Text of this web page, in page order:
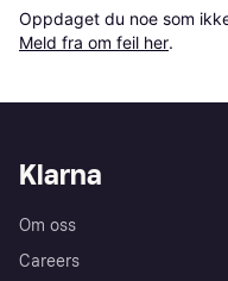
Oppdaget du noe som
Meld fra om feil her.
Klarna
Om oss
Careers